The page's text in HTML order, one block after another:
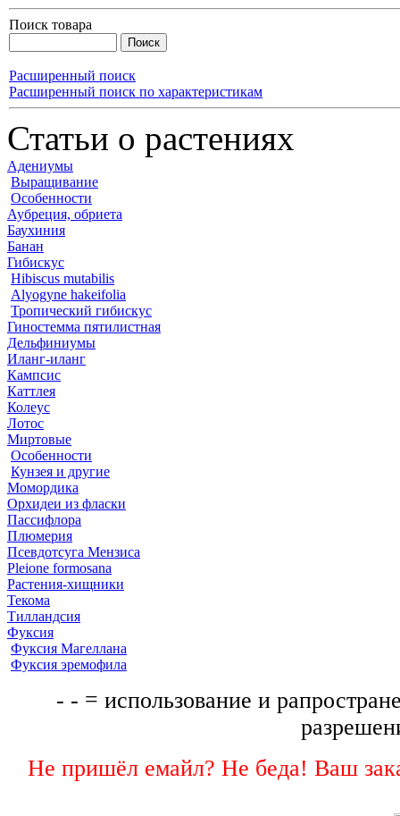
Поиск товара
Расширенный поиск
Расширенный поиск по характеристикам
Статьи о растениях
Адениумы
Выращивание
Особенности
Аубреция, обриета
Баухиния
Банан
Гибискус
Hibiscus mutabilis
Alyogyne hakeifolia
Тропический гибискус
Гиностемма пятилистная
Дельфиниумы
Иланг-иланг
Кампсис
Каттлея
Колеус
Лотос
Миртовые
Особенности
Кунзея и другие
Момордика
Орхидеи из фласки
Пассифлора
Плюмерия
Псевдотсуга Мензиса
Pleione formosana
Растения-хищники
Текома
Тилландсия
Фуксия
Фуксия Магеллана
Фуксия эремофила
- - = использование и
Не пришёл емайл? Не беда! Ваш